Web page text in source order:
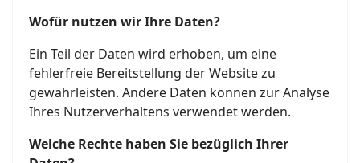
Wofür nutzen wir Ihre Daten?
Ein Teil der Daten wird erhoben, um eine
fehlerfreie Bereitstellung der Website zu
gewährleisten. Andere Daten können zur Analyse
Ihres Nutzerverhaltens verwendet werden.
Welche Rechte haben Sie bezüglich Ihrer